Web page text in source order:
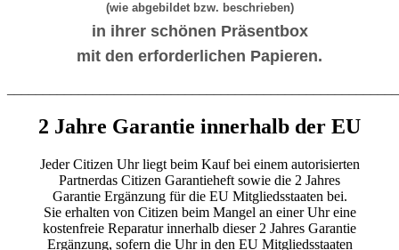
(wie abgebildet bzw. beschrieben)
in ihrer schönen Präsentbox
mit den erforderlichen Papieren.
2 Jahre Garantie innerhalb der EU
Jeder Citizen Uhr liegt beim Kauf bei einem autorisierten
Partnerdas Citizen Garantieheft sowie die 2 Jahres
Garantie Ergänzung für die EU Mitgliedsstaaten bei.
Sie erhalten von Citizen beim Mangel an einer Uhr eine
kostenfreie Reparatur innerhalb dieser 2 Jahres Garantie
Ergänzung, sofern die Uhr in den EU Mitgliedsstaaten